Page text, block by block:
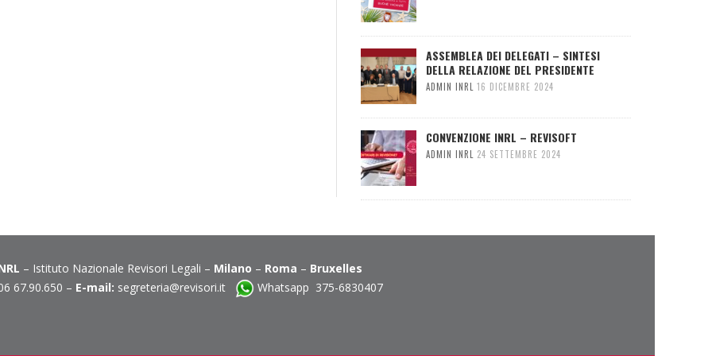
ASSEMBLEA DEI DELEGATI – SINTESI
DELLA RELAZIONE DEL PRESIDENTE
ADMIN INRL 16 DICEMBRE 2024
CONVENZIONE INRL – REVISOFT
ADMIN INRL 24 SETTEMBRE 2024
– Istituto Nazionale Revisori Legali – Milano – Roma – Bruxelles
67.90.650 – E-mail: segreteria@revisori.it Whatsapp 375-6830407